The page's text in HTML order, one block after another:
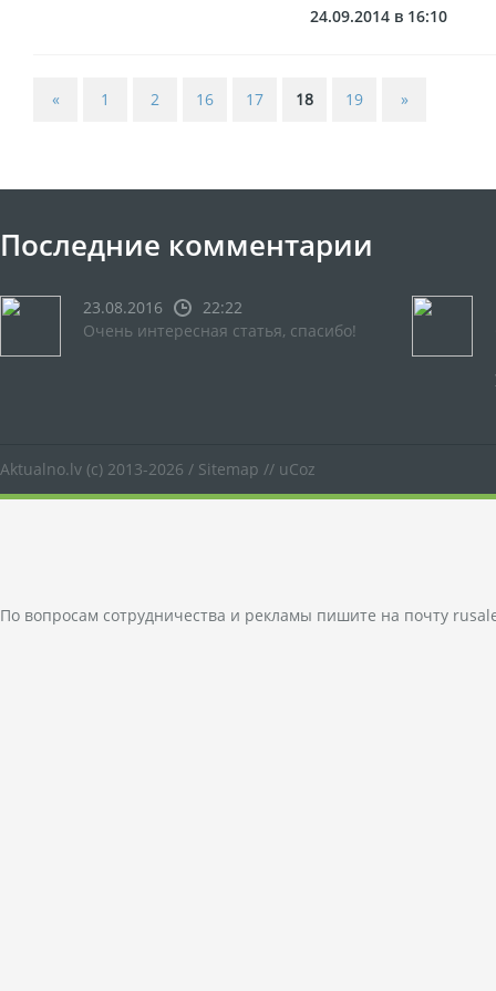
24.09.2014 в 16:10
« 1 2 16 17 18 19 »
Последние комментарии
23.08.2016
22:22
Очень интересная статья, спасибо!
Aktualno.lv (c) 2013-2026 / Sitemap // uCoz
По вопросам сотрудничества и рекламы пишите на почту